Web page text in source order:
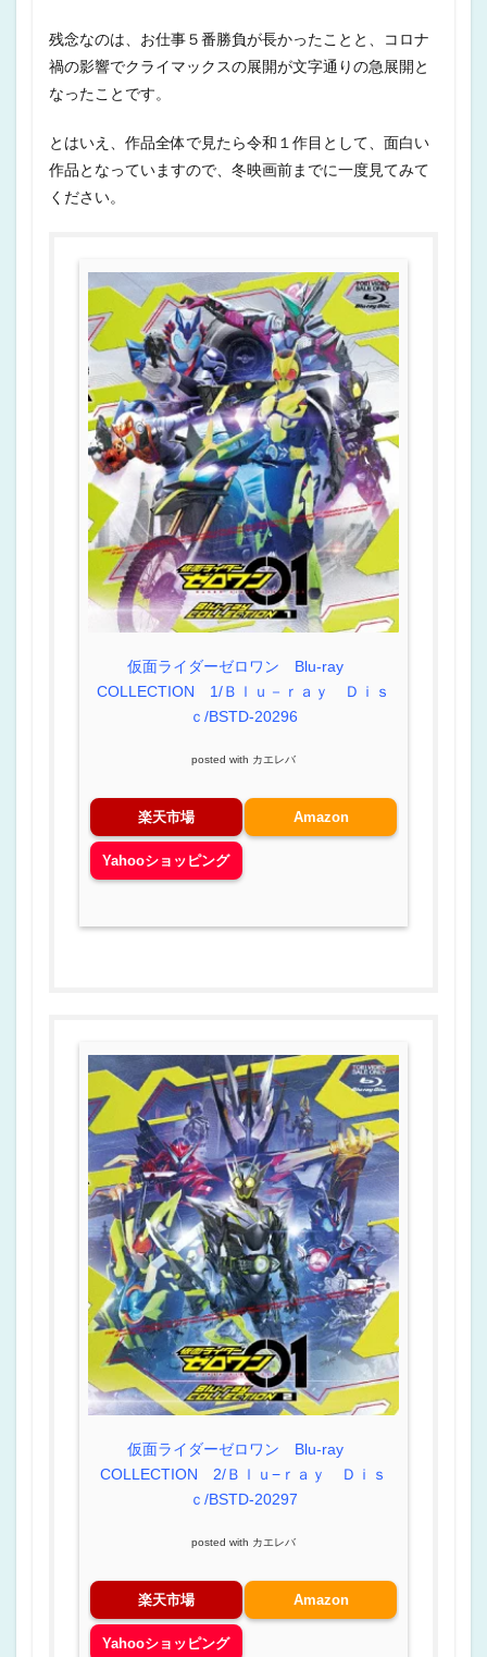
残念なのは、お仕事５番勝負が長かったことと、コロナ
禍の影響でクライマックスの展開が文字通りの急展開と
なったことです。
とはいえ、作品全体で見たら令和１作目として、面白い
作品となっていますので、冬映画前までに一度見てみて
ください。
仮面ライダーゼロワン Blu-ray
COLLECTION 1/Ｂｌｕ－ｒａｙ Ｄｉｓ
ｃ/BSTD-20296
posted with カエレバ
楽天市場 Amazon
Yahooショッピング
仮面ライダーゼロワン Blu-ray
COLLECTION 2/Ｂｌｕ−ｒａｙ Ｄｉｓ
ｃ/BSTD-20297
posted with カエレバ
楽天市場 Amazon
Yahooショッピング